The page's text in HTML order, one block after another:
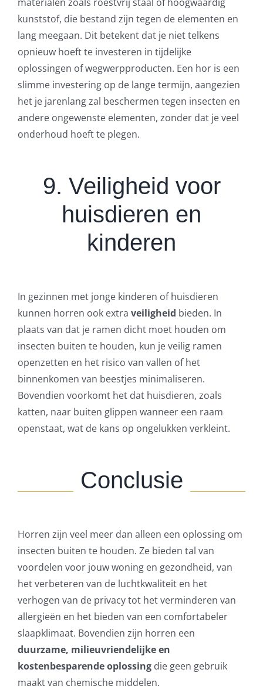
kunststof, die bestand zijn tegen de elementen en
lang meegaan. Dit betekent dat je niet telkens
opnieuw hoeft te investeren in tijdelijke
oplossingen of wegwerpproducten. Een hor is een
slimme investering op de lange termijn, aangezien
het je jarenlang zal beschermen tegen insecten en
andere ongewenste elementen, zonder dat je veel
onderhoud hoeft te plegen.
9. Veiligheid voor
huisdieren en
kinderen
In gezinnen met jonge kinderen of huisdieren
kunnen horren ook extra veiligheid bieden. In
plaats van dat je ramen dicht moet houden om
insecten buiten te houden, kun je veilig ramen
openzetten en het risico van vallen of het
binnenkomen van beestjes minimaliseren.
Bovendien voorkomt het dat huisdieren, zoals
katten, naar buiten glippen wanneer een raam
openstaat, wat de kans op ongelukken verkleint.
Conclusie
Horren zijn veel meer dan alleen een oplossing om
insecten buiten te houden. Ze bieden tal van
voordelen voor jouw woning en gezondheid, van
het verbeteren van de luchtkwaliteit en het
verhogen van de privacy tot het verminderen van
allergieën en het bieden van een comfortabeler
slaapklimaat. Bovendien zijn horren een
duurzame, milieuvriendelijke en
kostenbesparende oplossingdie geen gebruik
maakt van chemische middelen.